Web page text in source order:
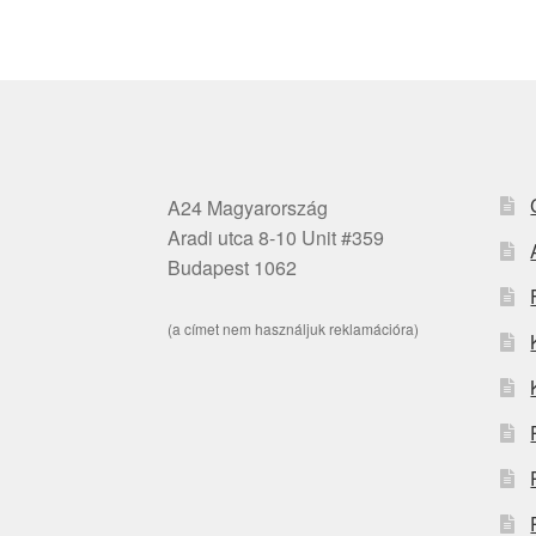
A24 Magyarország
Aradi utca 8-10 Unit #359
Budapest 1062
(a címet nem használjuk reklamációra)